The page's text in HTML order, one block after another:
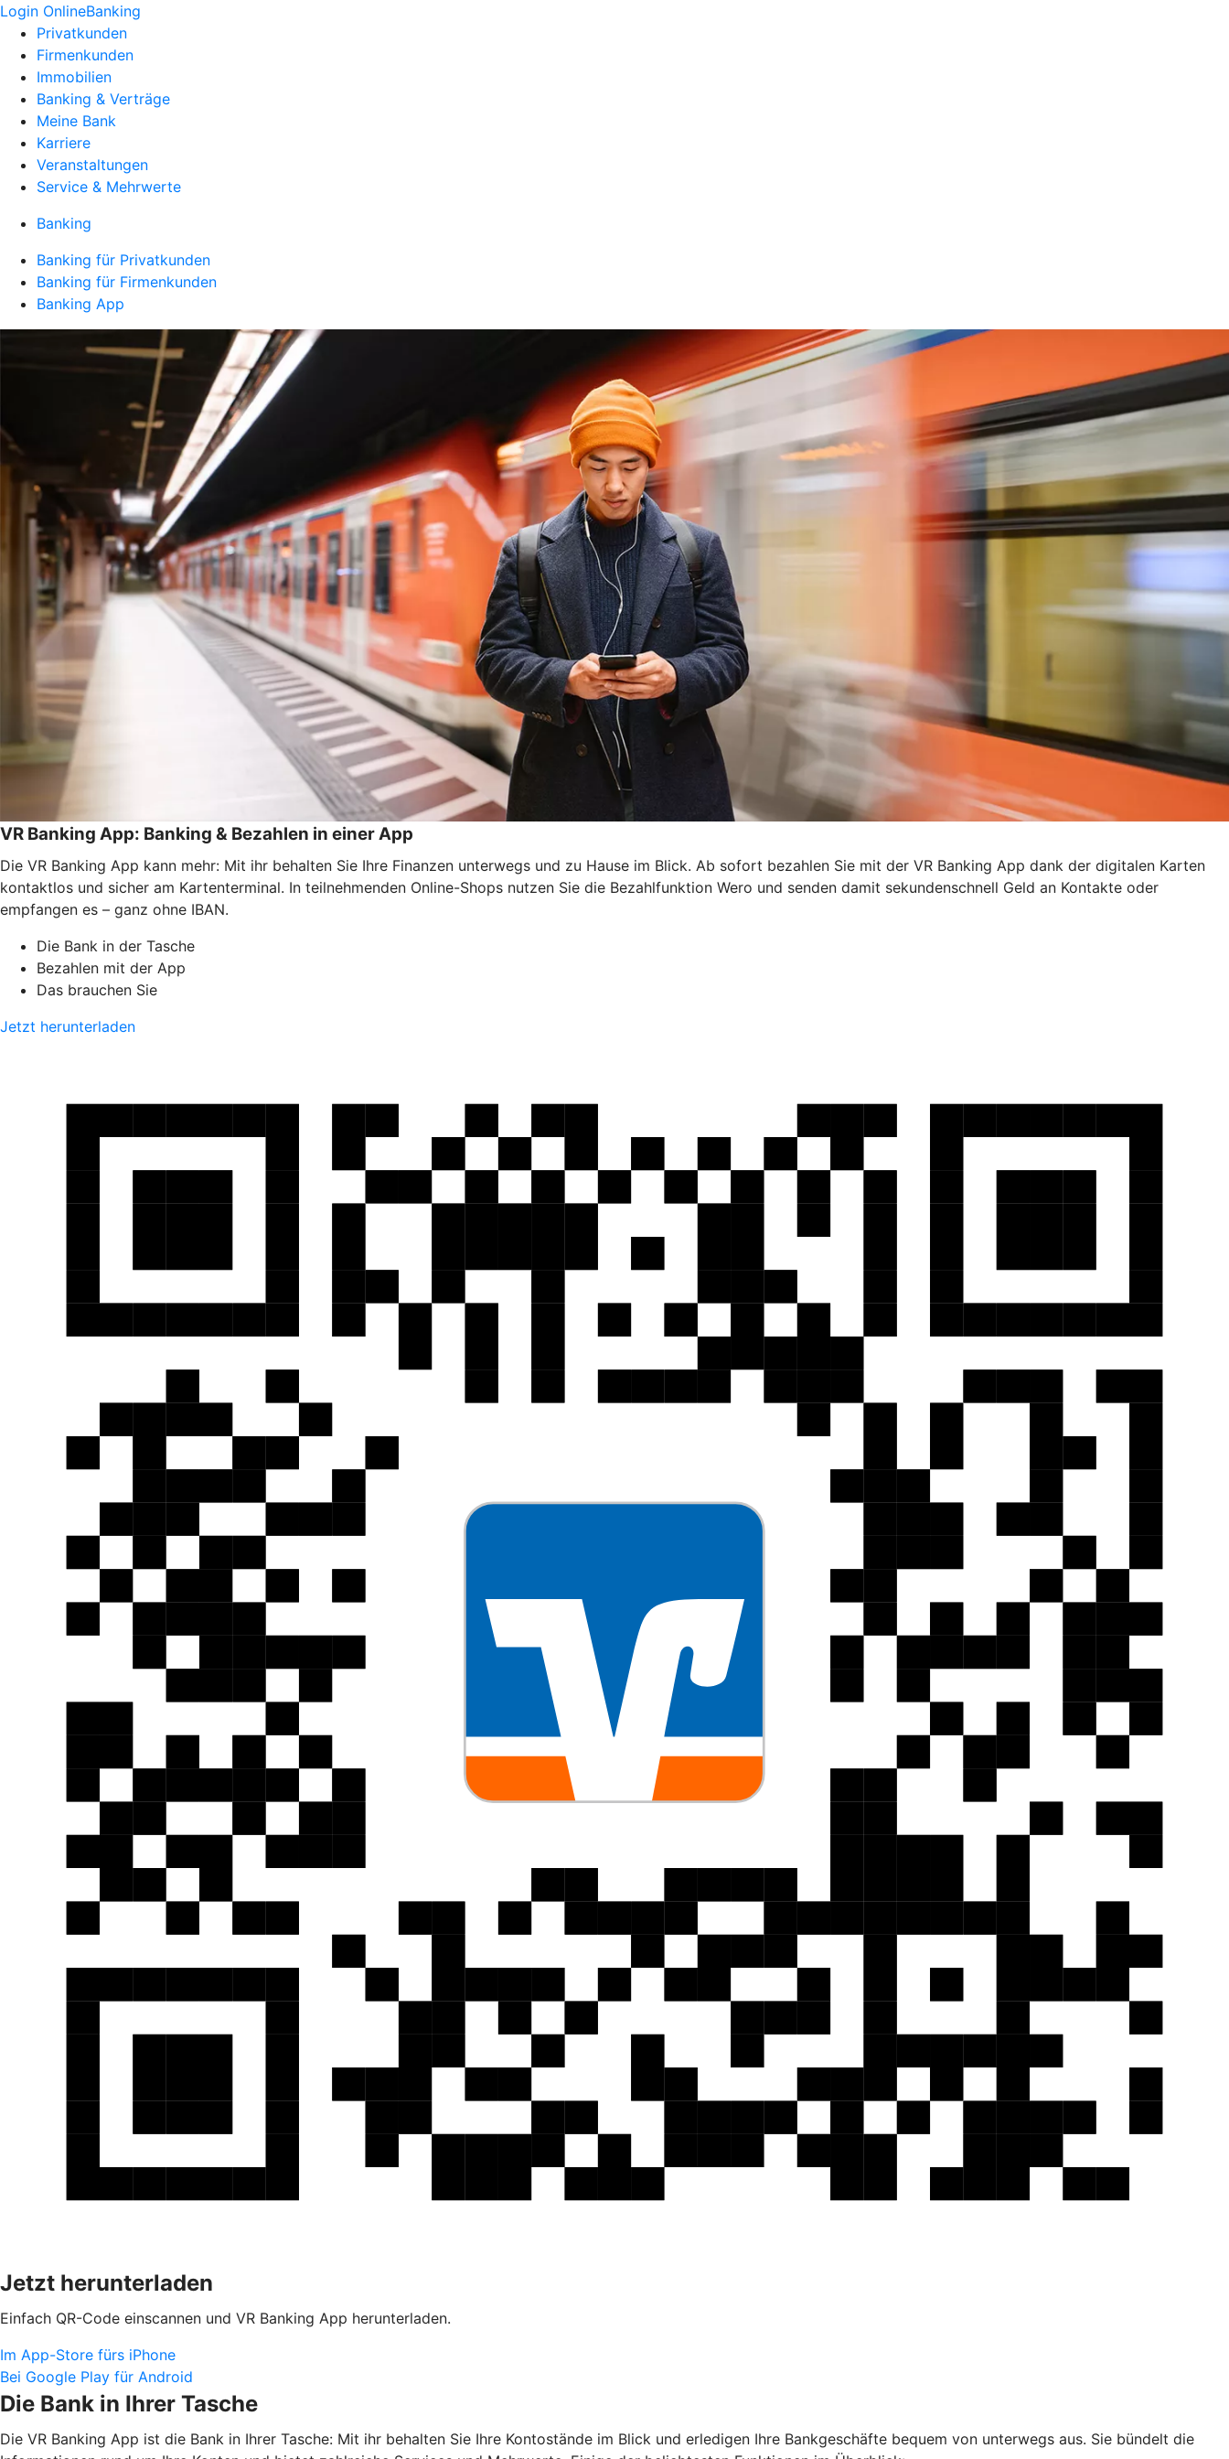
Login OnlineBanking
Privatkunden
Firmenkunden
Immobilien
Banking & Verträge
Meine Bank
Karriere
Veranstaltungen
Service & Mehrwerte
Banking
Banking für Privatkunden
Banking für Firmenkunden
Banking App
VR Banking App: Banking & Bezahlen in einer App
Die VR Banking App kann mehr: Mit ihr behalten Sie Ihre Finanzen unterwegs und zu Hause im Blick. Ab sofort bezahlen Sie mit der VR Banking App dank der digitalen Karten
kontaktlos und sicher am Kartenterminal. In teilnehmenden Online-Shops nutzen Sie die Bezahlfunktion Wero und senden damit sekundenschnell Geld an Kontakte oder
empfangen es – ganz ohne IBAN.
Die Bank in der Tasche
Bezahlen mit der App
Das brauchen Sie
Jetzt herunterladen
Jetzt herunterladen
Einfach QR-Code einscannen und VR Banking App herunterladen.
Im App-Store fürs iPhone
Bei Google Play für Android
Die Bank in Ihrer Tasche
Die VR Banking App ist die Bank in Ihrer Tasche: Mit ihr behalten Sie Ihre Kontostände im Blick und erledigen Ihre Bankgeschäfte bequem von unterwegs aus. Sie bündelt die